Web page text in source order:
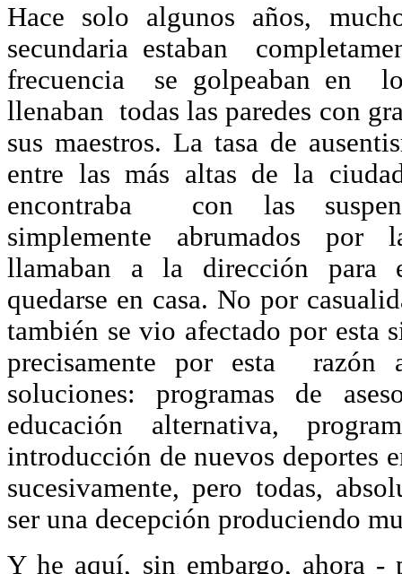
Hace solo algunos años,
secundaria estaban
frecuencia se golpeaban en
llenaban todas las paredes con
sus maestros. La tasa de
entre las más altas de la
encontraba con las
simplemente abrumados
llamaban a la dirección para
quedarse en casa. No por
también se vio afectado por esta
precisamente por esta
soluciones: programas de
educación alternativa,
introducción de nuevos deportes
sucesivamente, pero todas,
ser una decepción produciendo
Y he aquí, sin embargo, ahora -